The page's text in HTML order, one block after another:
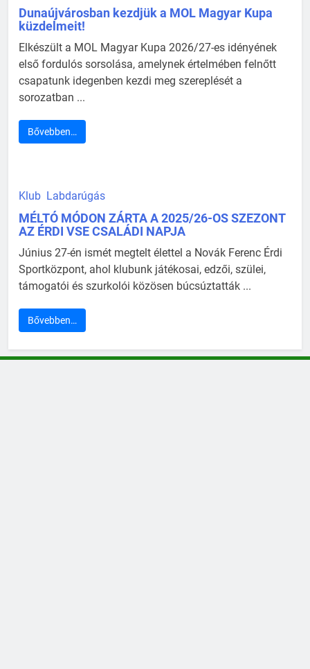
Dunaújvárosban kezdjük a MOL Magyar Kupa
küzdelmeit!
Elkészült a MOL Magyar Kupa 2026/27-es idényének
első fordulós sorsolása, amelynek értelmében felnőtt
csapatunk idegenben kezdi meg szereplését a
sorozatban ...
Bővebben…
Klub Labdarúgás
MÉLTÓ MÓDON ZÁRTA A 2025/26-OS SZEZONT
AZ ÉRDI VSE CSALÁDI NAPJA
Június 27-én ismét megtelt élettel a Novák Ferenc Érdi
Sportközpont, ahol klubunk játékosai, edzői, szülei,
támogatói és szurkolói közösen búcsúztatták ...
Bővebben…